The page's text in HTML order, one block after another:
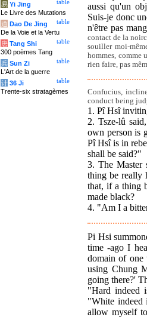
aussi qu'un
Suis-je donc
n'être pas
contact de la
souiller moi-
hommes, comme
rien faire, pas
Confucius,
conduct being
1. Pî Hsî
2. Tsze-lû
own person is
Pî Hsî is in
shall be said?"
3. The Master
thing be really
that, if a thing
made black?
4. "Am I a
Pi Hsi
time -ago I
domain of
using Chung
going there?'
"Hard indeed
"White indeed
allow myself
table
易 Yi Jing
Le Livre des Mutations
table
道 Dao De Jing
De la Voie et la Vertu
table
唐 Tang Shi
300 poèmes Tang
table
兵 Sun Zi
L'Art de la guerre
table
计 36 Ji
Trente-six stratagèmes